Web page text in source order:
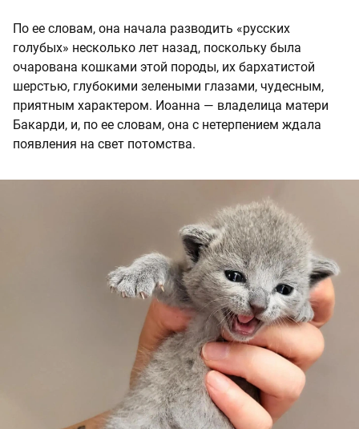
По ее словам, она начала разводить «русских
голубых» несколько лет назад, поскольку была
очарована кошками этой породы, их бархатистой
шерстью, глубокими зелеными глазами, чудесным,
приятным характером. Иоанна — владелица матери
Бакарди, и, по ее словам, она с нетерпением ждала
появления на свет потомства.